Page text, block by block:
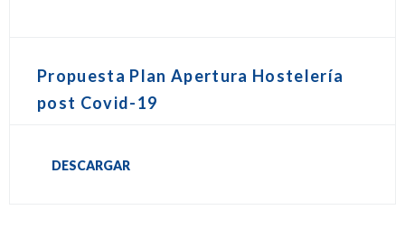
Propuesta Plan Apertura Hostelería
post Covid-19
DESCARGAR